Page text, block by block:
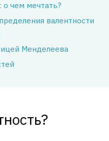
о чем мечтать?
валентности
Менделеева